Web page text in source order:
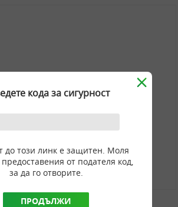
кода за сигурност
до този линк е защитен. Моля
от подателя код,
за да го отворите.
ПРОДЪЛЖИ